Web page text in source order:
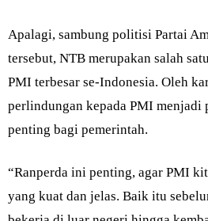
Apalagi, sambung politisi Partai
tersebut, NTB merupakan salah
PMI terbesar se-Indonesia. Oleh
perlindungan kepada PMI menjadi
penting bagi pemerintah.
“Ranperda ini penting, agar PMI
yang kuat dan jelas. Baik itu